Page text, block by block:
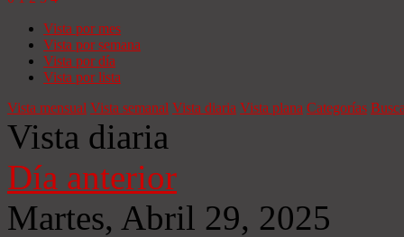
Vista por mes
Vista por semana
Vista por día
Vista por lista
Vista mensual Vista semanal Vista diaria Vista plana Categorías
Vista diaria
Día anterior
Martes, Abril 29, 2025